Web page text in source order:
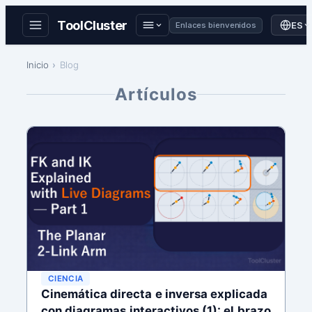
ToolCluster Enlaces bienvenidos ES
Inicio Blog
Artículos
CIENCIA
Cinemática directa e inversa explicada